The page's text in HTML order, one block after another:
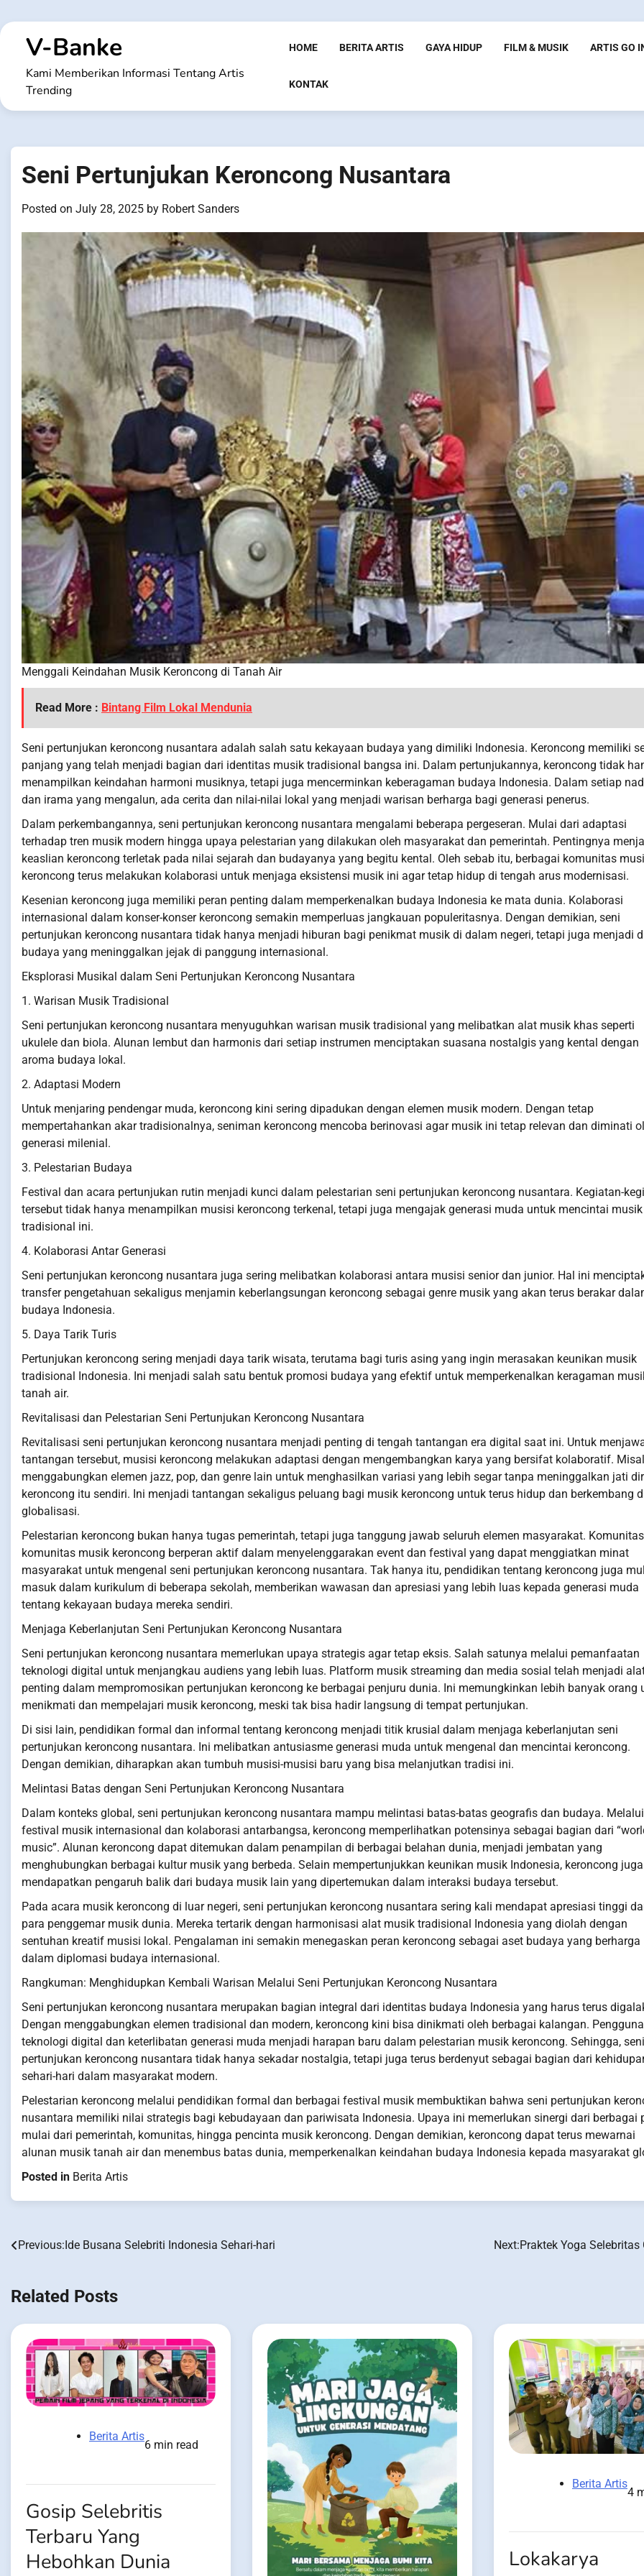
to
contentV-Banke
Kami Memberikan Informasi Tentang Artis
Trending
HOME BERITA ARTIS GAYA HIDUP FILM & MUSIK ARTIS GO
KONTAK
Seni Pertunjukan Keroncong Nusantara
Posted on July 28, 2025 by Robert Sanders
Menggali Keindahan Musik Keroncong di Tanah Air
Read More : Bintang Film Lokal Mendunia
Seni pertunjukan keroncong nusantara adalah salah satu kekayaan budaya yang dimiliki Indonesia. Keroncong memiliki
panjang yang telah menjadi bagian dari identitas musik tradisional bangsa ini. Dalam pertunjukannya, keroncong tidak
menampilkan keindahan harmoni musiknya, tetapi juga mencerminkan keberagaman budaya Indonesia. Dalam setiap
dan irama yang mengalun, ada cerita dan nilai-nilai lokal yang menjadi warisan berharga bagi generasi penerus.
Dalam perkembangannya, seni pertunjukan keroncong nusantara mengalami beberapa pergeseran. Mulai dari adaptasi
terhadap tren musik modern hingga upaya pelestarian yang dilakukan oleh masyarakat dan pemerintah. Pentingnya
keaslian keroncong terletak pada nilai sejarah dan budayanya yang begitu kental. Oleh sebab itu, berbagai komunitas
keroncong terus melakukan kolaborasi untuk menjaga eksistensi musik ini agar tetap hidup di tengah arus modernisasi.
Kesenian keroncong juga memiliki peran penting dalam memperkenalkan budaya Indonesia ke mata dunia. Kolaborasi
internasional dalam konser-konser keroncong semakin memperluas jangkauan populeritasnya. Dengan demikian, seni
pertunjukan keroncong nusantara tidak hanya menjadi hiburan bagi penikmat musik di dalam negeri, tetapi juga menjadi
budaya yang meninggalkan jejak di panggung internasional.
Eksplorasi Musikal dalam Seni Pertunjukan Keroncong Nusantara
1. Warisan Musik Tradisional
Seni pertunjukan keroncong nusantara menyuguhkan warisan musik tradisional yang melibatkan alat musik khas seperti
ukulele dan biola. Alunan lembut dan harmonis dari setiap instrumen menciptakan suasana nostalgis yang kental dengan
aroma budaya lokal.
2. Adaptasi Modern
Untuk menjaring pendengar muda, keroncong kini sering dipadukan dengan elemen musik modern. Dengan tetap
mempertahankan akar tradisionalnya, seniman keroncong mencoba berinovasi agar musik ini tetap relevan dan diminati
generasi milenial.
3. Pelestarian Budaya
Festival dan acara pertunjukan rutin menjadi kunci dalam pelestarian seni pertunjukan keroncong nusantara. Kegiatan-
tersebut tidak hanya menampilkan musisi keroncong terkenal, tetapi juga mengajak generasi muda untuk mencintai musik
tradisional ini.
4. Kolaborasi Antar Generasi
Seni pertunjukan keroncong nusantara juga sering melibatkan kolaborasi antara musisi senior dan junior. Hal ini
transfer pengetahuan sekaligus menjamin keberlangsungan keroncong sebagai genre musik yang akan terus berakar
budaya Indonesia.
5. Daya Tarik Turis
Pertunjukan keroncong sering menjadi daya tarik wisata, terutama bagi turis asing yang ingin merasakan keunikan musik
tradisional Indonesia. Ini menjadi salah satu bentuk promosi budaya yang efektif untuk memperkenalkan keragaman
tanah air.
Revitalisasi dan Pelestarian Seni Pertunjukan Keroncong Nusantara
Revitalisasi seni pertunjukan keroncong nusantara menjadi penting di tengah tantangan era digital saat ini. Untuk
tantangan tersebut, musisi keroncong melakukan adaptasi dengan mengembangkan karya yang bersifat kolaboratif.
menggabungkan elemen jazz, pop, dan genre lain untuk menghasilkan variasi yang lebih segar tanpa meninggalkan jati
keroncong itu sendiri. Ini menjadi tantangan sekaligus peluang bagi musik keroncong untuk terus hidup dan berkembang
globalisasi.
Pelestarian keroncong bukan hanya tugas pemerintah, tetapi juga tanggung jawab seluruh elemen masyarakat.
komunitas musik keroncong berperan aktif dalam menyelenggarakan event dan festival yang dapat menggiatkan minat
masyarakat untuk mengenal seni pertunjukan keroncong nusantara. Tak hanya itu, pendidikan tentang keroncong juga
masuk dalam kurikulum di beberapa sekolah, memberikan wawasan dan apresiasi yang lebih luas kepada generasi muda
tentang kekayaan budaya mereka sendiri.
Menjaga Keberlanjutan Seni Pertunjukan Keroncong Nusantara
Seni pertunjukan keroncong nusantara memerlukan upaya strategis agar tetap eksis. Salah satunya melalui pemanfaatan
teknologi digital untuk menjangkau audiens yang lebih luas. Platform musik streaming dan media sosial telah menjadi
penting dalam mempromosikan pertunjukan keroncong ke berbagai penjuru dunia. Ini memungkinkan lebih banyak orang
menikmati dan mempelajari musik keroncong, meski tak bisa hadir langsung di tempat pertunjukan.
Di sisi lain, pendidikan formal dan informal tentang keroncong menjadi titik krusial dalam menjaga keberlanjutan seni
pertunjukan keroncong nusantara. Ini melibatkan antusiasme generasi muda untuk mengenal dan mencintai keroncong.
Dengan demikian, diharapkan akan tumbuh musisi-musisi baru yang bisa melanjutkan tradisi ini.
Melintasi Batas dengan Seni Pertunjukan Keroncong Nusantara
Dalam konteks global, seni pertunjukan keroncong nusantara mampu melintasi batas-batas geografis dan budaya. Melalui
festival musik internasional dan kolaborasi antarbangsa, keroncong memperlihatkan potensinya sebagai bagian dari
music”. Alunan keroncong dapat ditemukan dalam penampilan di berbagai belahan dunia, menjadi jembatan yang
menghubungkan berbagai kultur musik yang berbeda. Selain mempertunjukkan keunikan musik Indonesia, keroncong juga
mendapatkan pengaruh balik dari budaya musik lain yang dipertemukan dalam interaksi budaya tersebut.
Pada acara musik keroncong di luar negeri, seni pertunjukan keroncong nusantara sering kali mendapat apresiasi tinggi
para penggemar musik dunia. Mereka tertarik dengan harmonisasi alat musik tradisional Indonesia yang diolah dengan
sentuhan kreatif musisi lokal. Pengalaman ini semakin menegaskan peran keroncong sebagai aset budaya yang berharga
dalam diplomasi budaya internasional.
Rangkuman: Menghidupkan Kembali Warisan Melalui Seni Pertunjukan Keroncong Nusantara
Seni pertunjukan keroncong nusantara merupakan bagian integral dari identitas budaya Indonesia yang harus terus
Dengan menggabungkan elemen tradisional dan modern, keroncong kini bisa dinikmati oleh berbagai kalangan.
teknologi digital dan keterlibatan generasi muda menjadi harapan baru dalam pelestarian musik keroncong. Sehingga, seni
pertunjukan keroncong nusantara tidak hanya sekadar nostalgia, tetapi juga terus berdenyut sebagai bagian dari
sehari-hari dalam masyarakat modern.
Pelestarian keroncong melalui pendidikan formal dan berbagai festival musik membuktikan bahwa seni pertunjukan
nusantara memiliki nilai strategis bagi kebudayaan dan pariwisata Indonesia. Upaya ini memerlukan sinergi dari berbagai
mulai dari pemerintah, komunitas, hingga pencinta musik keroncong. Dengan demikian, keroncong dapat terus mewarnai
alunan musik tanah air dan menembus batas dunia, memperkenalkan keindahan budaya Indonesia kepada masyarakat
Posted in Berita Artis
Post
Previous: Ide Busana Selebriti Indonesia Sehari-hari Next:Praktek Yoga Selebritas
Related Posts
Berita Artis
6 min read
Gosip Selebritis
Terbaru Yang
Hebohkan Dunia
Berita Artis
4
Lokakarya